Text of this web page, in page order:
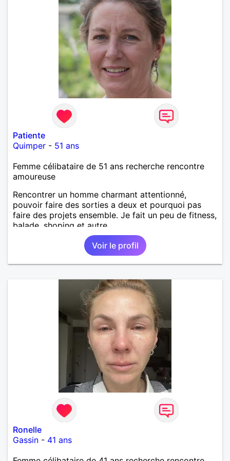
Patiente
Quimper - 51 ans
Femme célibataire de 51 ans recherche rencontre
amoureuse
Rencontrer un homme charmant attentionné,
pouvoir faire des sorties a deux et pourquoi pas
faire des projets ensemble. Je fait un peu de fitness,
balade, shoping et autre.
Voir le profil
Ronelle
Gassin - 41 ans